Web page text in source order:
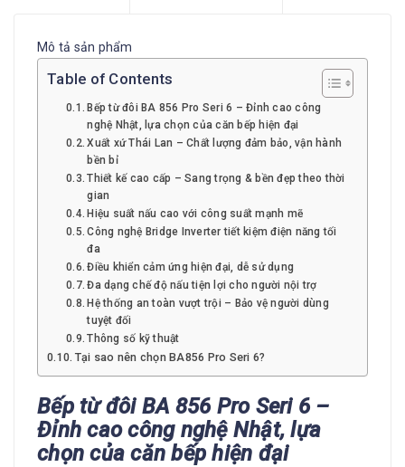
Mô tả sản phẩm
Table of Contents
Bếp từ đôi BA 856 Pro Seri 6 – Đỉnh cao công
nghệ Nhật, lựa chọn của căn bếp hiện đại
Xuất xứ Thái Lan – Chất lượng đảm bảo, vận hành
bền bỉ
Thiết kế cao cấp – Sang trọng & bền đẹp theo thời
gian
Hiệu suất nấu cao với công suất mạnh mẽ
Công nghệ Bridge Inverter tiết kiệm điện năng tối
đa
Điều khiển cảm ứng hiện đại, dễ sử dụng
Đa dạng chế độ nấu tiện lợi cho người nội trợ
Hệ thống an toàn vượt trội – Bảo vệ người dùng
tuyệt đối
Thông số kỹ thuật
Tại sao nên chọn BA856 Pro Seri 6?
Bếp từ đôi BA 856 Pro Seri 6 –
Đỉnh cao công nghệ Nhật, lựa
chọn của căn bếp hiện đại